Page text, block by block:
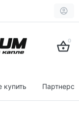
0
купить